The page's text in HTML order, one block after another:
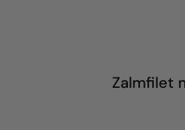
Zalmfilet